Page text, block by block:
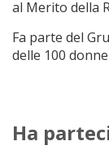
al Merito della
Fa parte del
delle 100
Ha